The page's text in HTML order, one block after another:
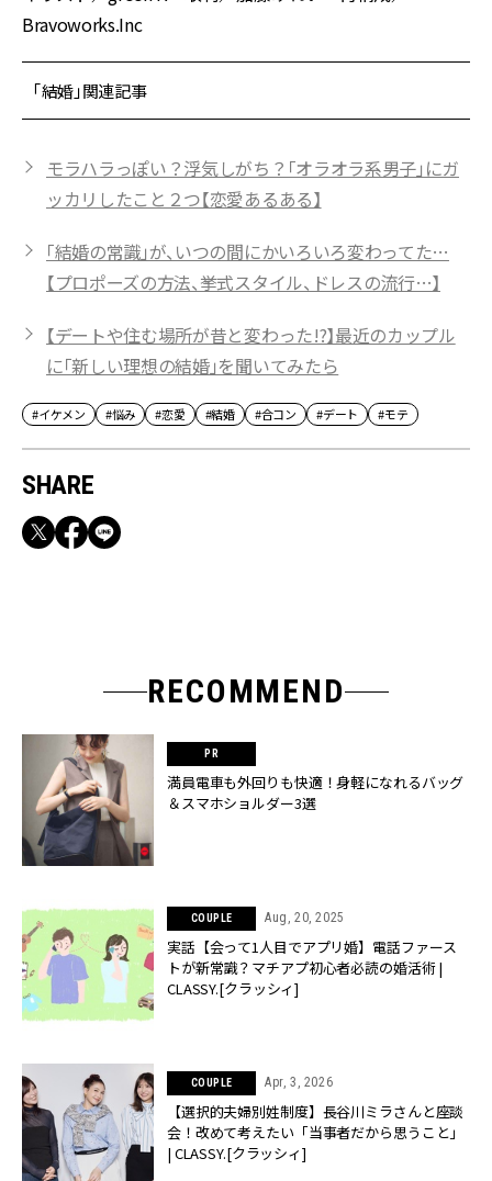
Bravoworks.Inc
「結婚」関連記事
モラハラっぽい？浮気しがち？「オラオラ系男子」にガ
ッカリしたこと２つ【恋愛あるある】
「結婚の常識」が、いつの間にかいろいろ変わってた…
【プロポーズの方法、挙式スタイル、ドレスの流行…】
【デートや住む場所が昔と変わった!?】最近のカップル
に「新しい理想の結婚」を聞いてみたら
#イケメン #悩み #恋愛 #結婚 #合コン #デート #モテ
SHARE
RECOMMEND
満員電車も外回りも快適！身軽になれるバッグ
＆スマホショルダー3選
COUPLE Aug, 20, 2025
実話【会って1人目でアプリ婚】電話ファース
トが新常識？マチアプ初心者必読の婚活術 |
CLASSY.[クラッシィ]
COUPLE Apr, 3, 2026
【選択的夫婦別姓制度】長谷川ミラさんと座談
会！改めて考えたい「当事者だから思うこと」
| CLASSY.[クラッシィ]